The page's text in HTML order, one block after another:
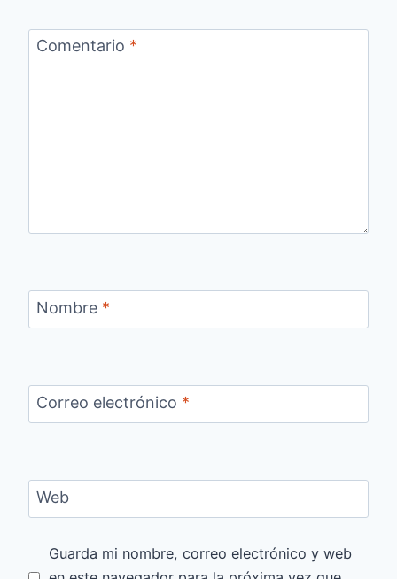
Comentario *
Nombre *
Correo electrónico *
Web
Guarda mi nombre, correo electrónico y web